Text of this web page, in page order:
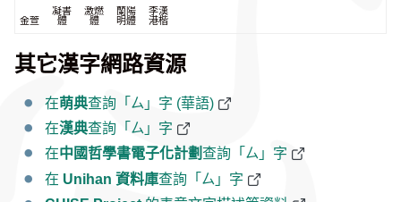
金萱
凝書
體
激燃
體
蘭陽
明體
李漢
港楷
其它漢字網路資源
在萌典查詢「ㄙ」字 (華語)
在漢典查詢「ㄙ」字
在中國哲學書電子化計劃查詢「ㄙ」字
在 Unihan 資料庫查詢「ㄙ」字